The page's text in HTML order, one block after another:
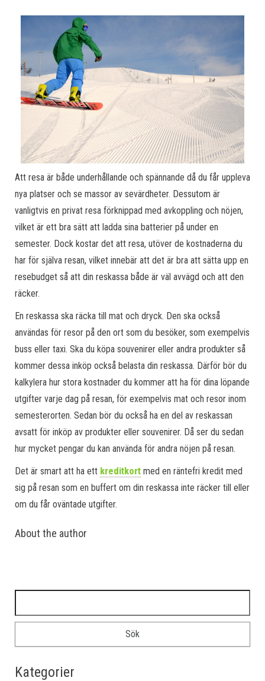
Att resa är både underhållande och spännande då du får uppleva
nya platser och se massor av sevärdheter. Dessutom är
vanligtvis en privat resa förknippad med avkoppling och nöjen,
vilket är ett bra sätt att ladda sina batterier på under en
semester. Dock kostar det att resa, utöver de kostnaderna du
har för själva resan, vilket innebär att det är bra att sätta upp en
resebudget så att din reskassa både är väl avvägd och att den
räcker.
En reskassa ska räcka till mat och dryck. Den ska också
användas för resor på den ort som du besöker, som exempelvis
buss eller taxi. Ska du köpa souvenirer eller andra produkter så
kommer dessa inköp också belasta din reskassa. Därför bör du
kalkylera hur stora kostnader du kommer att ha för dina löpande
utgifter varje dag på resan, för exempelvis mat och resor inom
semesterorten. Sedan bör du också ha en del av reskassan
avsatt för inköp av produkter eller souvenirer. Då ser du sedan
hur mycket pengar du kan använda för andra nöjen på resan.
Det är smart att ha ett kreditkort med en räntefri kredit med
sig på resan som en buffert om din reskassa inte räcker till eller
om du får oväntade utgifter.
About the author
Kategorier